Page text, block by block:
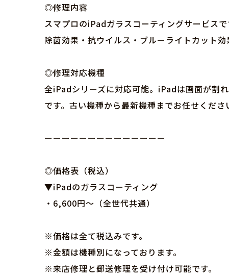
◎修理内容
スマプロのiPadガラスコーティングサービス
除菌効果・抗ウイルス・ブルーライトカット効
◎修理対応機種
全iPadシリーズに対応可能。iPadは画面が割
です。古い機種から最新機種までお任せくださ
ーーーーーーーーーーーーーー
◎価格表（税込）
▼iPadのガラスコーティング
・6,600円～（全世代共通）
※価格は全て税込みです。
※金額は機種別になっております。
※来店修理と郵送修理を受け付け可能です。